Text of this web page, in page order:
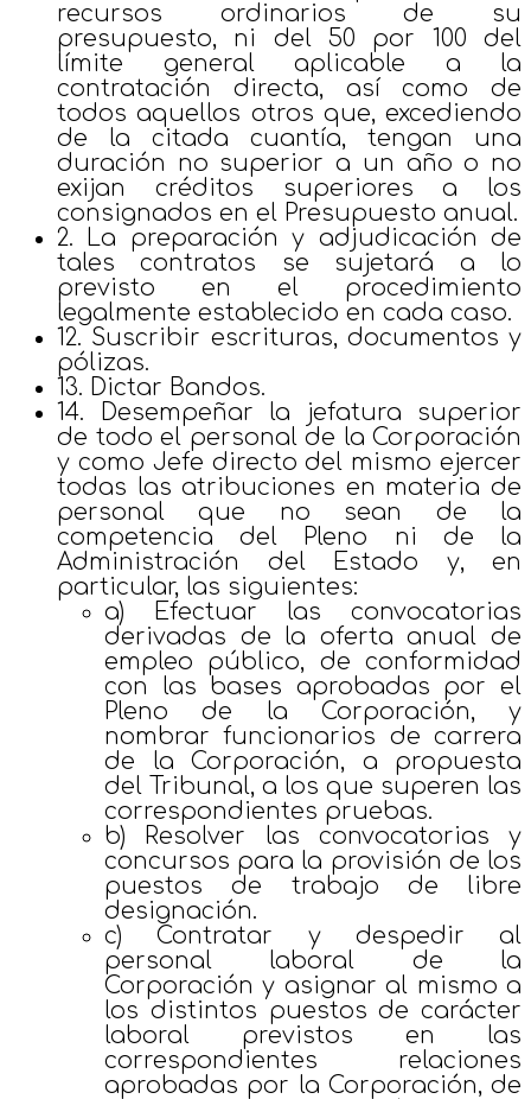
recursos ordinarios de su
presupuesto, ni del 50 por 100 del
límite general aplicable a la
contratación directa, así como de
todos aquellos otros que, excediendo
de la citada cuantía, tengan una
duración no superior a un año o no
exijan créditos superiores a los
consignados en el Presupuesto anual.
2. La preparación y adjudicación de
tales contratos se sujetará a lo
previsto en el procedimiento
legalmente establecido en cada caso.
12. Suscribir escrituras, documentos y
pólizas.
13. Dictar Bandos.
14. Desempeñar la jefatura superior
de todo el personal de la Corporación
y como Jefe directo del mismo ejercer
todas las atribuciones en materia de
personal que no sean de la
competencia del Pleno ni de la
Administración del Estado y, en
particular, las siguientes:
a) Efectuar las convocatorias
derivadas de la oferta anual de
empleo público, de conformidad
con las bases aprobadas por el
Pleno de la Corporación, y
nombrar funcionarios de carrera
de la Corporación, a propuesta
del Tribunal, a los que superen las
correspondientes pruebas.
b) Resolver las convocatorias y
concursos para la provisión de los
puestos de trabajo de libre
designación.
c) Contratar y despedir al
personal laboral de la
Corporación y asignar al mismo a
los distintos puestos de carácter
laboral previstos en las
correspondientes relaciones
aprobadas por la Corporación, de